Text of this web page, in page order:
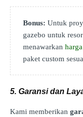
Bonus: Untuk
gazebo untuk
menawarkan
paket custom
5. Garansi dan
Kami memberikan